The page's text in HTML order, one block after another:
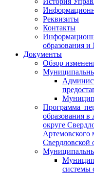
Реквизиты
Контакты
образования
Документы
Обзор
Программа
образования
округе
Артемовского
Свердловской
системы